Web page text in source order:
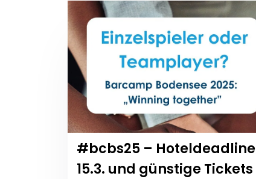
#bcbs25 – Hoteldeadline
15.3. und günstige Tickets